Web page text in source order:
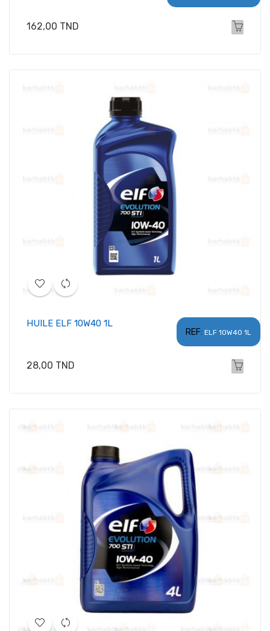
Prix
162,00 TND
REF: ELF 10W40 1L
HUILE ELF 10W40 1L
Prix
28,00 TND